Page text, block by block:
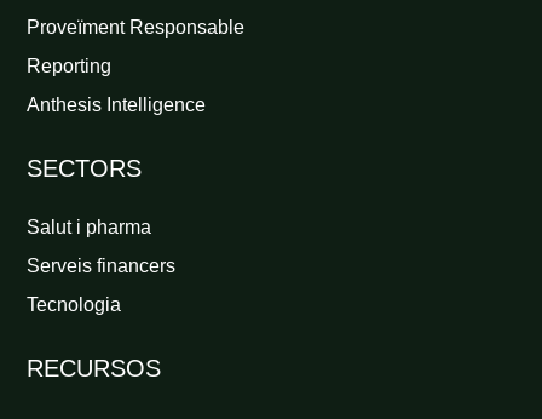
Proveïment Responsable
Reporting
Anthesis Intelligence
SECTORS
Salut i pharma
Serveis financers
Tecnologia
RECURSOS